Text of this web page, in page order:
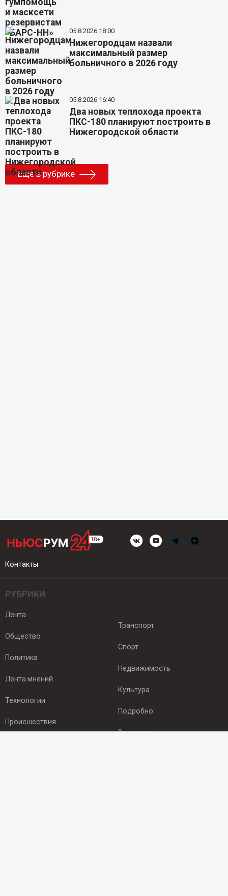
05.8.2026 18:00
Нижегородцам назвали
максимальный размер
больничного в 2026 году
05.8.2026 16:40
Два новых теплохода проекта
ПКС-180 планируют построить в
Нижегородской области
Еще в рубрике
Контакты
РУБРИКИ
Лента
Общество
Политика
Лента мнений
Технологии
Происшествия
Транспорт
Спорт
Недвижимость
Культура
Подробно
Здоровье